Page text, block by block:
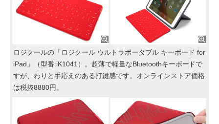
ロジクールの「ロジクール ウルトラポータブル キーボード for
iPad」（型番:iK1041）。超薄で軽量なBluetoothキーボードで
すが、わりと手応えのある打鍵感です。オンラインストア価格
は税抜8880円。